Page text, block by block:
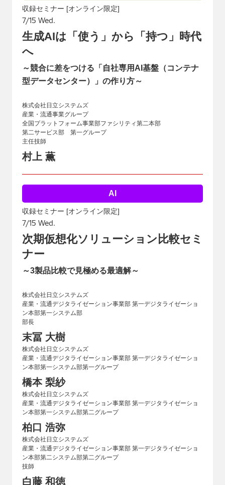
収録セミナー [オンライン限定]
7/15 Wed.
生成AIは「使う」から「持つ」時代
へ
～競合に差をつける「自社専用AI基盤（コンテナ
型データセンター）」の作り方～
株式会社日立システムズ
産業・流通事業グループ
全国プラットフォーム事業部ファシリティ第二本部
第二サービス部 第一グループ
主任技師
村上 薫
AI
収録セミナー [オンライン限定]
7/15 Wed.
次期仮想化ソリューション比較セミ
ナー
～3製品比較で見極める最適解～
株式会社日立システムズ
産業・流通デジタライゼーション事業部 第一デジタライゼーショ
ン本部第一システム部
部長
末冨 大樹
株式会社日立システムズ
産業・流通デジタライゼーション事業部 第一デジタライゼーショ
ン本部第一システム部第一グループ
橋本 梨紗
株式会社日立システムズ
産業・流通デジタライゼーション事業部 第一デジタライゼーショ
ン本部第一システム部第二グループ
柏口 浩弥
株式会社日立システムズ
産業・流通デジタライゼーション事業部 第一デジタライゼーショ
ン本部第二システム部第二グループ
技師
白藤 和徳